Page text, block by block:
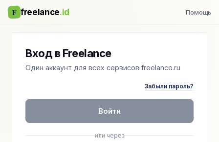
F freelance.id Помощь
Вход в Freelance
Один аккаунт для всех сервисов freelance.ru
Забыли пароль?
Войти
или через